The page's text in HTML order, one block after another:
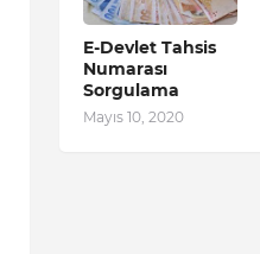
E-Devlet Tahsis
Numarası
Sorgulama
Mayıs 10, 2020